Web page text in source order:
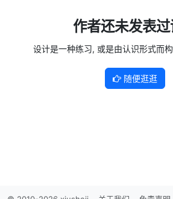
作者还未发表
设计是一种练习, 或是由认识形式而
随便逛逛